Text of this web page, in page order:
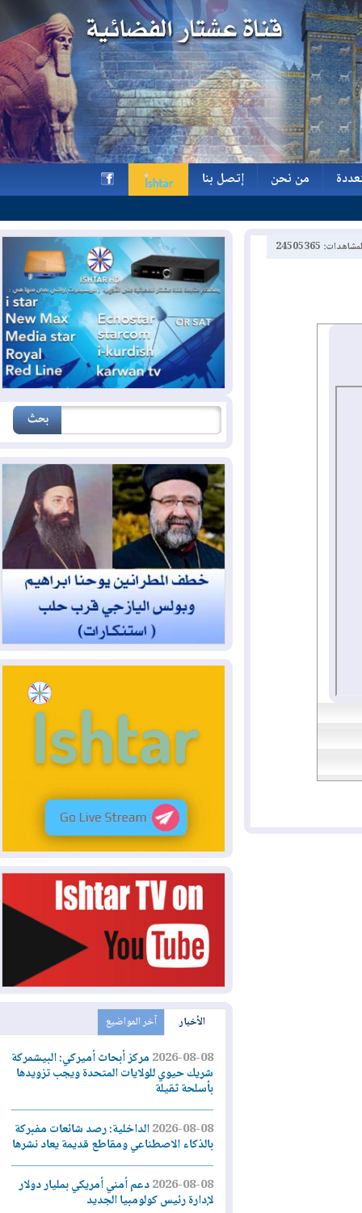
من نحن
إتصل بنا
h
الأخبار آخر المواضيع
2026-08-08مركز أبحاث أميركي: البيشمركة
شريك حيوي للولايات المتحدة ويجب تزويدها
بأسلحة ثقيلة
2026-08-08الداخلية: رصد شائعات مفبركة
بالذكاء الاصطناعي ومقاطع قديمة يعاد نشرها
2026-08-08دعم أمني أمريكي بمليار دولار
لإدارة رئيس كولومبيا الجديد